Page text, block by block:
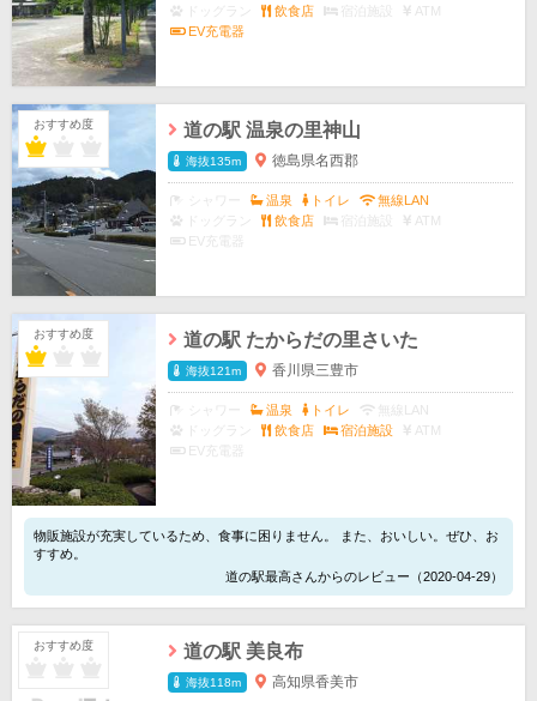
ドッグラン
飲食店 宿泊施設
ATM
EV充電器
おすすめ度 道の駅 温泉の里神山
海抜135m 徳島県名西郡
温泉 トイレ
無線LAN
ドッグラン
飲食店 宿泊施設
ATM
EV充電器
おすすめ度 道の駅 たからだの里さいた
海抜121m 香川県三豊市
温泉 トイレ
無線LAN
ドッグラン
飲食店 宿泊施設
ATM
EV充電器
物販施設が充実しているため、食事に困りません。 また、おいしい。ぜひ、お
すすめ。
道の駅最高さんからのレビュー（2020-04-29）
おすすめ度 道の駅 美良布
海抜118m 高知県香美市